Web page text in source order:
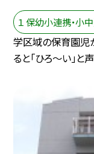
１ 保幼小連携・小
学区域の保育園児
ると「ひろ～い」と